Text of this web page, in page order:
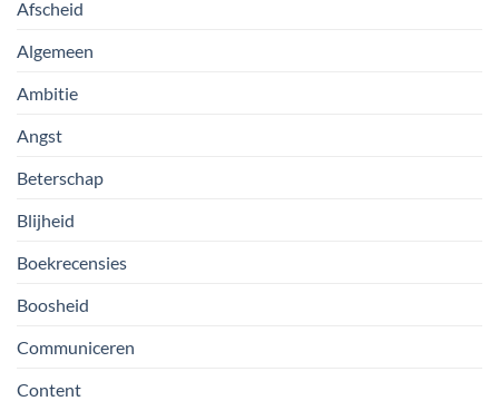
Afscheid
Algemeen
Ambitie
Angst
Beterschap
Blijheid
Boekrecensies
Boosheid
Communiceren
Content